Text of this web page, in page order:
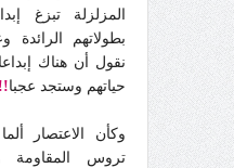
المزلزلة تبزغ
بطولاتهم الرائدة
نقول أن هناك
حياتهم وستجد عجبا!!
وكأن الاعتصار
تروس المقاومة